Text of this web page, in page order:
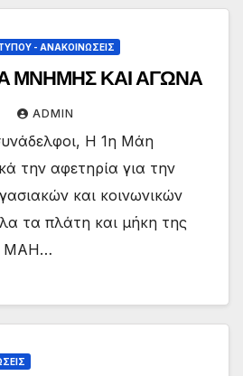
- ΑΝΑΚΟΙΝΏΣΕΙΣ
ΜΝΗΜΗΣ ΚΑΙ ΑΓΩΝΑ
ADMIN
Η 1η Μάη
την αφετηρία για την
και κοινωνικών
τα πλάτη και μήκη της
ΜΑΗ…